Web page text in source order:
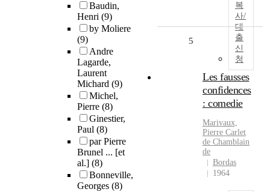
Baudin,
Henri (9)
by Moliere
(9)
Andre
Lagarde,
Laurent
Michard (9)
Michel,
Pierre (8)
Ginestier,
Paul (8)
par Pierre
Brunel ... [et
al.] (8)
Bonneville,
Georges (8)
복
사/
대
출
신
청
5
Les fausses
confidences
: comedie
Marivaux,
Pierre Carlet
de Chamblain
de
Bordas
1964